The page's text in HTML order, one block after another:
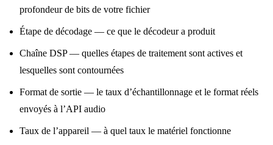
profondeur de bits de votre fichier
Étape de décodage — ce que le décodeur a produit
Chaîne DSP — quelles étapes de traitement sont actives et
lesquelles sont contournées
Format de sortie — le taux d’échantillonnage et le format réels
envoyés à l’API audio
Taux de l’appareil — à quel taux le matériel fonctionne